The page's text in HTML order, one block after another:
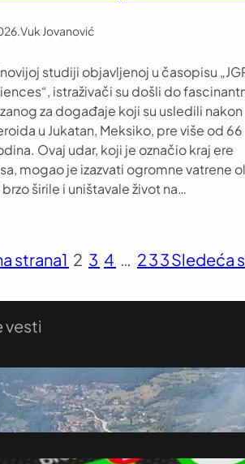
.Vuk Jovanović
studiji objavljenoj u časopisu
istraživači su došli do
za događaje koji su usledili nakon
u Jukatan, Meksiko, pre više od 66
Ovaj udar, koji je označio kraj ere
mogao je izazvati ogromne vatrene
širile i uništavale život na…
strana1 2 3 4 … 233Sledeća
vesti
U Severnoj Makedoniji aktivna dva
jednan pod kontrolom, 22 ugašena
avgust 9, 2026